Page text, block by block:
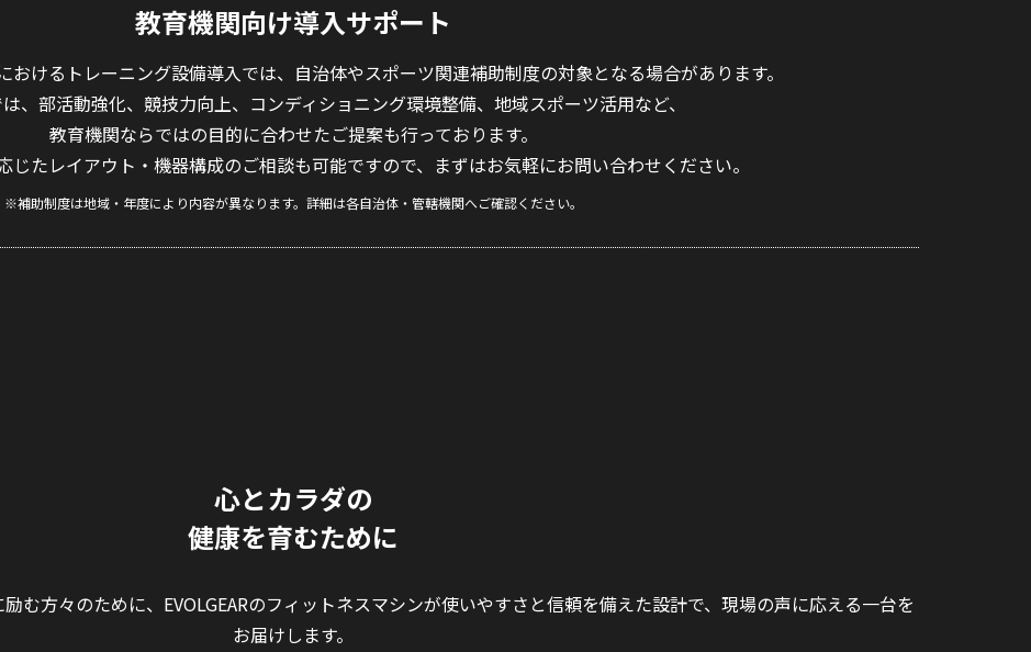
教育機関向け導入サポート
おけるトレーニング設備導入では、自治体やスポーツ関連補助制度の対象となる場合があります。
は、部活動強化、競技力向上、コンディショニング環境整備、地域スポーツ活用など、
教育機関ならではの目的に合わせたご提案も行っております。
じたレイアウト・機器構成のご相談も可能ですので、まずはお気軽にお問い合わせください。
※補助制度は地域・年度により内容が異なります。詳細は各自治体・管轄機関へご確認ください。
心とカラダの
健康を育むために
む方々のために、EVOLGEARのフィットネスマシンが使いやすさと信頼を備えた設計で、現場の声に応える一台を
お届けします。